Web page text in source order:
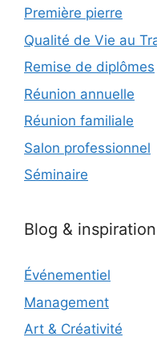
Première pierre
Qualité de Vie au
Remise de diplômes
Réunion annuelle
Réunion familiale
Salon professionnel
Séminaire
Blog &
Événementiel
Management
Art & Créativité